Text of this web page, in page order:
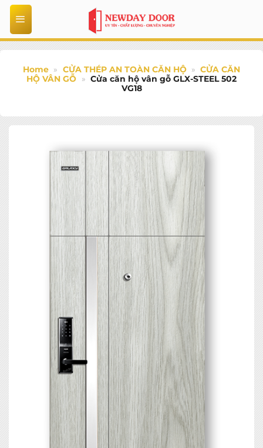
Bỏ
qua
nội
dung
Home » CỬA THÉP AN TOÀN CĂN HỘ » CỬA CĂN
HỘ VÂN GỖ » Cửa căn hộ vân gỗ GLX-STEEL 502
VG18